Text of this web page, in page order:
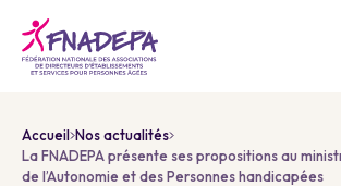
Accueil Nos actualités
La FNADEPA présente ses propositions au
de l’Autonomie et des Personnes handicapées